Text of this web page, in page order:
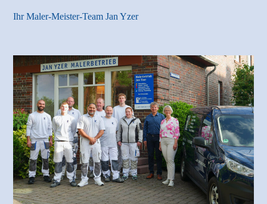
Ihr Maler-Meister-Team Jan Yzer